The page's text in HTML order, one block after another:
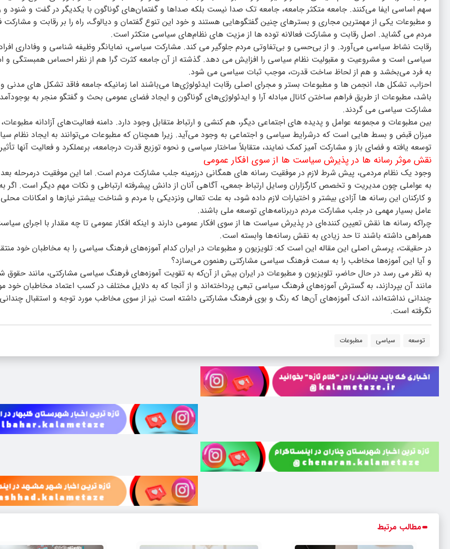
سهم اساسی ایفا می‌کنند. جامعه متکثر جامعه، جامعه تک صدا نیست بلکه صداها و گفتمان‌های گوناگون با یکدیگر در گفت و شنود و
و مطبوعات یکی از مهمترین مجاری و بسترهای چنین گفتگوهایی هستند و خود این تنوع گفتمان و دیالوگ، راه را بر رقابت و مشارکت
مردم می گشاید. اصل رقابت و مشارکت فعالانه توده ها از مزیت های نظام‌های سیاسی متکثر است.
رقابت نشاط سیاسی می‌آورد. و از بی‌حسی و بی‌تفاوتی مردم جلوگیر می کند. مشارکت سیاسی، نمایانگر وظیفه شناسی و وفاداری
سیاسی است و مشروعیت و مقبولیت نظام سیاسی را افزایش می دهد. گذشته از آن جامعه کثرت گرا هم از نظر احساس همبستگی و
به فرد می‌بخشد و هم از لحاظ ساخت قدرت، موجب ثبات سیاسی می شود.
احزاب، تشکل ها، انجمن ها و مطبوعات بستر و مجرای اصلی رقابت ایدئولوژی‌ها می‌باشند اما زمانیکه جامعه فاقد تشکل های
باشد، مطبوعات از طریق فراهم ساختن کانال مبادله آرا و ایدئولوژی‌های گوناگون و ایجاد فضای عمومی بحث و گفتگو منجر به
مشارکت سیاسی می گردند.
بین مطبوعات و مجموعه عوامل و پدیده های اجتماعی دیگر، هم کنشی و ارتباط متقابل وجود دارد. دامنه فعالیت‌های آزادانه
میزان قبض و بسط هایی است که درشرایط سیاسی و اجتماعی به وجود می‌آید. زیرا همچنان که مطبوعات می‌توانند به ایجاد نظام
توسعه یافته و فضای باز و مشارکت آمیز کمک نمایند، متقابلاً ساختار سیاسی و نحوه توزیع قدرت درجامعه، برعملکرد و فعالیت آنها
نقش موثر رسانه ها در پذیرش سیاست ها از سوی افکار عمومی
وجود یک نظام مردمی، پیش شرط لازم در موفقیت رسانه های همگانی درزمینه جلب مشارکت مردم است. اما این موفقیت درمرحله
به عواملی چون مدیریت و تخصص کارگزاران وسایل ارتباط جمعی، آگاهی آنان از دانش پیشرفته ارتباطی و نکات مهم دیگر است. اگر
و کارکنان این رسانه ها آزادی بیشتر و اختیارات لازم داده شود، به علت تعالی ونزدیکی با مردم و شناخت بیشتر نیازها و امکانات
عامل بسیار مهمی در جلب مشارکت مردم دربرنامه‌های توسعه ملی باشند.
چراکه رسانه ها نقش تعیین کننده‌ای در پذیرش سیاست ها از سوی افکار عمومی دارند و اینکه افکار عمومی تا چه مقدار با اجرای
همراهی داشته باشند تا حد زیادی به نقش رسانه‌ها وابسته است.
در حقیقت، پرسش اصلی این مقاله این است که: تلویزیون و مطبوعات در ایران کدام آموزه‌های فرهنگ سیاسی را به مخاطبان خود
و آیا این آموزه‌ها مخاطب را به سمت فرهنگ سیاسی مشارکتی رهنمون می‌سازد؟
به نظر می رسد در حال حاضر، تلویزیون و مطبوعات در ایران بیش از آن‌که به تقویت آموزه‌های فرهنگ سیاسی مشارکتی، مانند حقوق
مانند آن بپردازند، به گسترش آموزه‌‌‌های فرهنگ سیاسی تبعی پرداخته‌اند و از آنجا که به دلایل مختلف در کسب اعتماد مخاطبان خود
چندانی نداشته‌اند، اندک آموزه‌های آن‌ها که رنگ و بوی فرهنگ مشارکتی داشته است نیز از سوی مخاطب مورد توجه و استقبال چندانی
نگرفته است.
توسعه سیاسی مطبوعات
مطالب مرتبط